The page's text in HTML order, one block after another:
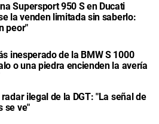
Supersport 950 S en Ducati
la venden limitada sin saberlo:
peor"
inesperado de la BMW S 1000
o una piedra encienden la avería
ilegal de la DGT: "La señal de
se ve"